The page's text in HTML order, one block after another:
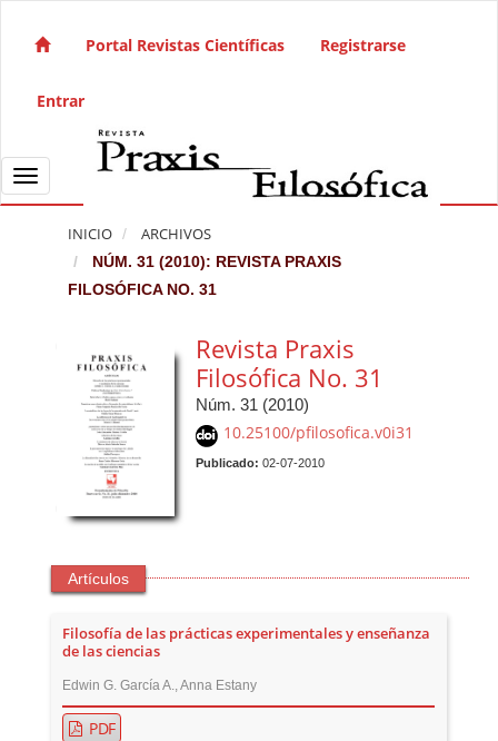
Navegación principal
Barra lateral
Portal Revistas Científicas Registrarse
Entrar
Toggle navigation
INICIO ARCHIVOS
NÚM. 31 (2010): REVISTA PRAXIS
FILOSÓFICA NO. 31
Revista Praxis
Filosófica No. 31
Núm. 31 (2010)
10.25100/pfilosofica.v0i31
Publicado: 02-07-2010
Artículos
Filosofía de las prácticas experimentales y enseñanza
de las ciencias
Edwin G. García A., Anna Estany
PDF